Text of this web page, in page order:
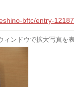
bftc/entry-
ンドウで拡大写真を表